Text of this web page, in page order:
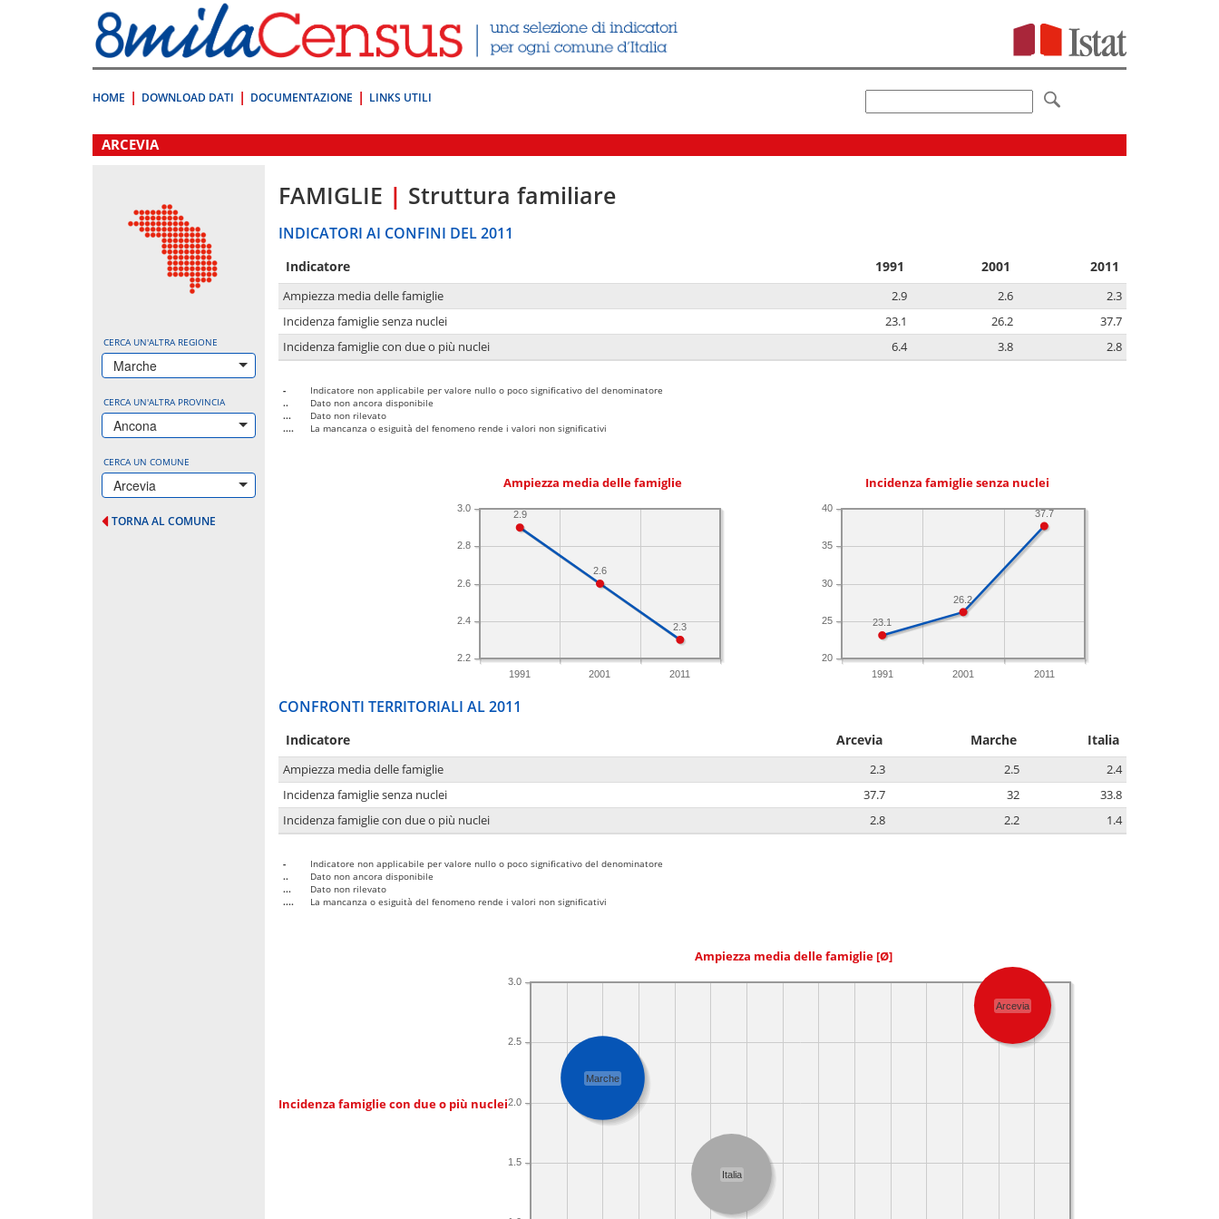
direttamente
a:
Contenuto
HOME DOWNLOAD DATI DOCUMENTAZIONE LINKS UTILI
.
ARCEVIA
CERCA UN'ALTRA REGIONE
Marche
CERCA UN'ALTRA PROVINCIA
Ancona
CERCA UN COMUNE
Arcevia
TORNA AL COMUNE
FAMIGLIE | Struttura familiare
INDICATORI AI CONFINI DEL 2011
Indicatore 1991 2001 2011
Ampiezza media delle famiglie 2.9 2.6
2.3
Incidenza famiglie senza nuclei
23.1 26.2
37.7
Incidenza famiglie con due o più nuclei
6.4 3.8 2.8
-
Indicatore non applicabile per valore nullo o poco significativo del denominatore
..
Dato non ancora disponibile
...
Dato non rilevato
....
La mancanza o esiguità del fenomeno rende i valori non significativi
Ampiezza media delle famiglie
1991 2001 2011
2.2
2.4
2.6
2.8
3.0
2.3
2.6
2.9
Incidenza famiglie senza nuclei
1991 2001 2011
20
25
30
35
40 37.7
26.2
23.1
CONFRONTI TERRITORIALI AL 2011
Indicatore Arcevia Marche Italia
Ampiezza media delle famiglie 2.3 2.5
2.4
Incidenza famiglie senza nuclei
37.7 32
33.8
Incidenza famiglie con due o più nuclei
2.8 2.2 1.4
-
Indicatore non applicabile per valore nullo o poco significativo del denominatore
..
Dato non ancora disponibile
...
Dato non rilevato
....
La mancanza o esiguità del fenomeno rende i valori non significativi
Ampiezza media delle famiglie [Ø]
Incidenza famiglie con due o più nuclei
1.5
2.0
2.5
3.0
Marche
Italia
Arcevia